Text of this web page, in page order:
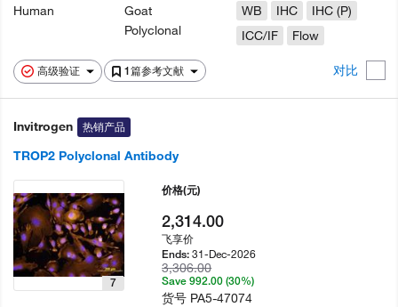
高级验证 1篇参考文献 对比
Human
Goat
Polyclonal
WB
IHC
IHC (P)
ICC/IF
Flow
Invitrogen 热销产品
TROP2 Polyclonal Antibody
7
价格(元)
2,314.00
飞享价
Ends:31-Dec-2026
3,306.00
Save 992.00 (30%)
货号 PA5-47074